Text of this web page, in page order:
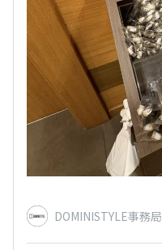
DOMINISTYLE事務局